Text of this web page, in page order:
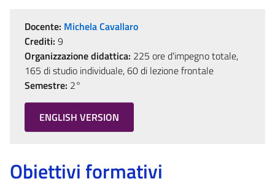
Docente: Michela Cavallaro
Crediti: 9
Organizzazione didattica: 225 ore d'impegno totale,
165 di studio individuale, 60 di lezione frontale
Semestre: 2°
ENGLISH VERSION
Obiettivi formativi